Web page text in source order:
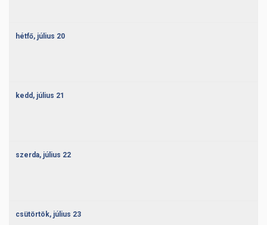
hétfő, július 20
kedd, július 21
szerda, július 22
csütörtök, július 23